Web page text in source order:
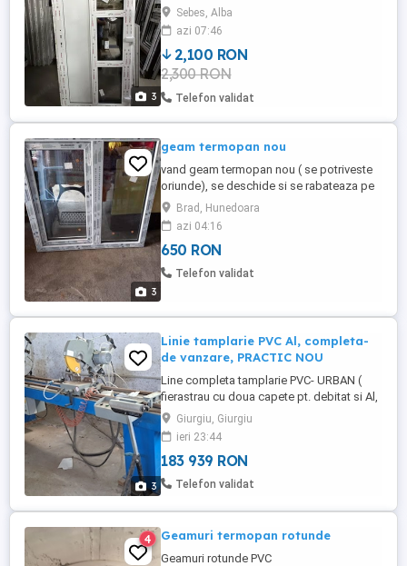
3
reflexivă. Dimensiuni 2100 1015. Pretul a
fost de 3250 . Factura si garantie. A fost
făcută la Fereastra Evola (Oros). Calitate
exceptionala. Izolează foarte bine atat
termic cat si fonic.
Sebes, Alba
azi 07:46
2,100 RON
2,300 RON
Telefon validat
3
geam termopan nou
vand geam termopan nou ( se potriveste
oriunde), se deschide si se rabateaza pe
jumatate, dimensiuni: inaltime 1m, latime
1m si 6 cm. pret 650 lei. contact: si mircea
radu criscior judetul hunedoara.
Brad, Hunedoara
azi 04:16
650 RON
Telefon validat
3
Linie tamplarie PVC Al, completa-
de vanzare, PRACTIC NOU
Line completa tamplarie PVC- URBAN (
fierastrau cu doua capete pt. debitat si Al,
tip UNJ332 P-al, ferastrau radial pt. debitat
armatura TIP TRS 275, pantograf cu doua
motoare tip A23A, cu lubrefiere, masina de
sudat cu cap Tip AKS 1110, masina de
debavurat si frezat montanti SV A21,
Giurgiu, Giurgiu
ieri 23:44
183 939 RON
Telefon validat
4 Geamuri termopan rotunde
Geamuri rotunde PVC